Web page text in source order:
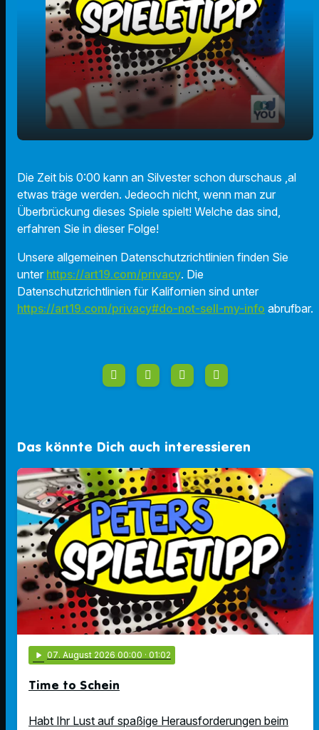
play_arrow
00:00 01:41
Die Zeit bis 0:00 kann an Silvester schon durschaus ,al
etwas träge werden. Jedeoch nicht, wenn man zur
Überbrückung dieses Spiele spielt! Welche das sind,
erfahren Sie in dieser Folge!
Unsere allgemeinen Datenschutzrichtlinien finden Sie
unter https://art19.com/privacy. Die
Datenschutzrichtlinien für Kalifornien sind unter
https://art19.com/privacy#do-not-sell-my-info abrufbar.
Das könnte Dich auch interessieren
play_arrow 07. August 2026 00:00 · 01:02
Time to Schein
Habt Ihr Lust auf spaßige Herausforderungen beim